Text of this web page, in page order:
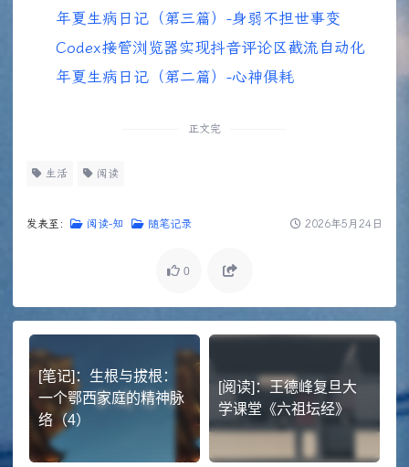
年夏生病日记（第三篇）-身弱不担世事变
Codex接管浏览器实现抖音评论区截流自动化
年夏生病日记（第二篇）-心神俱耗
正文完
生活 阅读
发表至： 阅读-知 随笔记录 2026年5月24日
0
[笔记]：生根与拔根：
一个鄂西家庭的精神脉
络（4）
[阅读]：王德峰复旦大
学课堂《六祖坛经》